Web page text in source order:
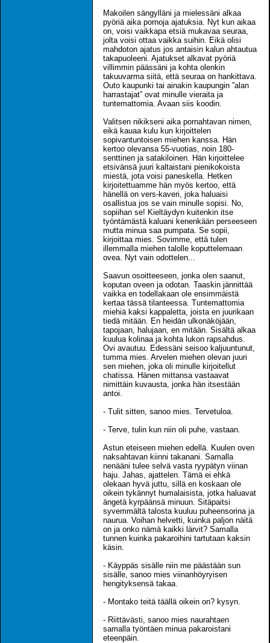
Makoilen sängylläni ja mielessäni alkaa
pyöriä aika pornoja ajatuksia. Nyt kun aikaa
on, voisi vaikkapa etsiä mukavaa seuraa,
jolta voisi ottaa vaikka suihin. Eikä olisi
mahdoton ajatus jos antaisin kalun ahtautua
takapuoleeni. Ajatukset alkavat pyöriä
villimmin päässäni ja kohta olenkin
takuuvarma siitä, että seuraa on hankittava.
Outo kaupunki tai ainakin kaupungin ”alan
harrastajat” ovat minulle vieraita ja
tuntemattomia. Avaan siis koodin.
Valitsen nikikseni aika pornahtavan nimen,
eikä kauaa kulu kun kirjoittelen
sopivantuntoisen miehen kanssa. Hän
kertoo olevansa 55-vuotias, noin 180-
senttinen ja satakiloinen. Hän kirjoittelee
etsivänsä juuri kaltaistani pienikokoista
miestä, jota voisi paneskella. Hetken
kirjoitettuamme hän myös kertoo, että
hänellä on vers-kaveri, joka haluaisi
osallistua jos se vain minulle sopisi. No,
sopiihan se! Kieltäydyn kuitenkin itse
työntämästä kaluani kenenkään perseeseen
mutta minua saa pumpata. Se sopii,
kirjoittaa mies. Sovimme, että tulen
illemmalla miehen talolle koputtelemaan
ovea. Nyt vain odottelen...
Saavun osoitteeseen, jonka olen saanut,
koputan oveen ja odotan. Taaskin jännittää
vaikka en todellakaan ole ensimmäistä
kertaa tässä tilanteessa. Tuntemattomia
miehiä kaksi kappaletta, joista en juurikaan
tiedä mitään. En heidän ulkonäköjään,
tapojaan, halujaan, en mitään. Sisältä alkaa
kuulua kolinaa ja kohta lukon rapsahdus.
Ovi avautuu. Edessäni seisoo kaljuuntunut,
tumma mies. Arvelen miehen olevan juuri
sen miehen, joka oli minulle kirjoitellut
chatissa. Hänen mittansa vastaavat
nimittäin kuvausta, jonka hän itsestään
antoi.
- Tulit sitten, sanoo mies. Tervetuloa.
- Terve, tulin kun niin oli puhe, vastaan.
Astun eteiseen miehen edellä. Kuulen oven
naksahtavan kiinni takanani. Samalla
nenääni tulee selvä vasta ryypätyn viinan
haju. Jahas, ajattelen. Tämä ei ehkä
olekaan hyvä juttu, sillä en koskaan ole
oikein tykännyt humalaisista, jotka haluavat
ängetä kyrpäänsä minuun. Sitäpaitsi
syvemmältä talosta kuuluu puheensorina ja
naurua. Voihan helvetti, kuinka paljon näitä
on ja onko nämä kaikki lärvit? Samalla
tunnen kuinka pakaroihini tartutaan kaksin
käsin.
- Käyppäs sisälle niin me päästään sun
sisälle, sanoo mies viinanhöyryisen
hengityksensä takaa.
- Montako teitä täällä oikein on? kysyn.
- Riittävästi, sanoo mies naurahtaen
samalla työntäen minua pakaroistani
eteenpäin.